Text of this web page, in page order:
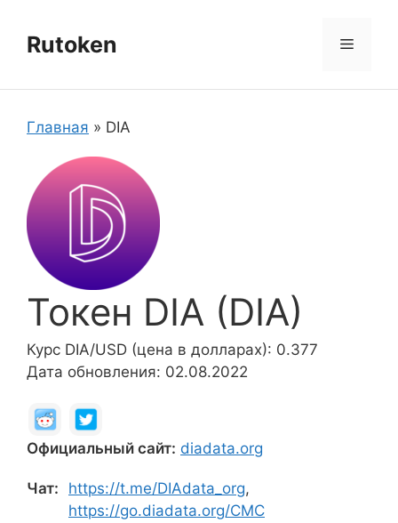
содержимому
Rutoken Меню
Главная » DIA
Токен DIA (DIA)
Курс DIA/USD (цена в долларах): 0.377
Дата обновления: 02.08.2022
Официальный сайт: diadata.org
Чат: https://t.me/DIAdata_org,
https://go.diadata.org/CMC